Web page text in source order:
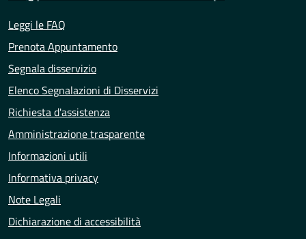
Leggi le FAQ
Prenota Appuntamento
Segnala disservizio
Elenco Segnalazioni di Disservizi
Richiesta d'assistenza
Amministrazione trasparente
Informazioni utili
Informativa privacy
Note Legali
Dichiarazione di accessibilità